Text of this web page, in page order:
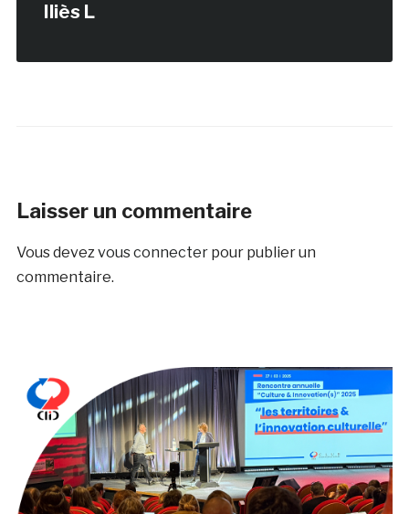
Iliès L
Laisser un commentaire
Vous devezvous connecterpour publier un
commentaire.